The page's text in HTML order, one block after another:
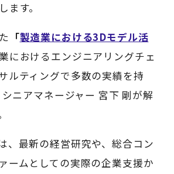
ます。
「製造業における3Dモデル活
におけるエンジニアリングチェ
ルティングで多数の実績を持
ニアマネージャー 宮下 剛が解
、最新の経営研究や、総合コン
ームとしての実際の企業支援か